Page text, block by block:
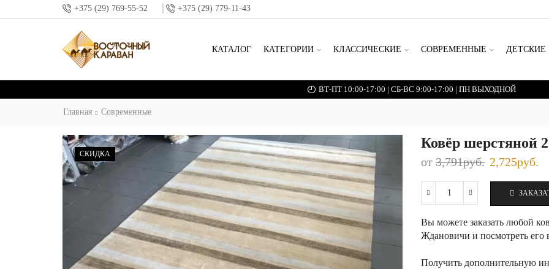
+375 (29) 769-55-52 +375 (29) 779-11-43
КАТАЛОГ КАТЕГОРИИ КЛАССИЧЕСКИЕ СОВРЕМЕННЫЕ ДЕТСКИЕ
ВТ-ПТ 10:00-17:00 | СБ-ВС 9:00-17:00 | ПН ВЫХОДНОЙ
Главная Современные
СКИДКА
Ковёр шерстяной
от 3,791руб. 2,725руб.
Количество
шерстяной
200×300
Вы можете заказать любой
Ждановичи и посмотреть его
Получить дополнительную